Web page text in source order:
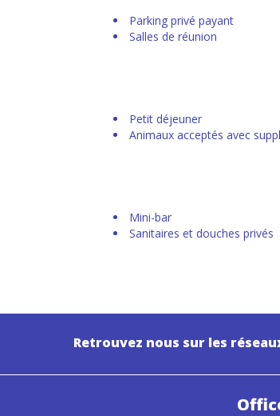
Parking privé payant
Salles de réunion
Petit déjeuner
Animaux acceptés avec
Mini-bar
Sanitaires et douches privés
Retrouvez nous sur les